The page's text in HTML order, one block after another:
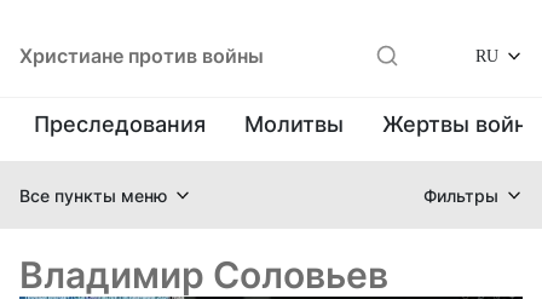
Христиане против войны RU
Преследования Молитвы Жертвы
Все пункты меню Фильтры
Владимир Соловьев